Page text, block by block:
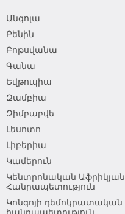
Անգոլա
Բենին
Բոթսվանա
Գանա
Եվթոպիա
Զամբիա
Զիմբաբվե
Լեսոտո
Լիբերիա
Կամերուն
Կենտրոնական Աֆրիկյան
Հանրապետություն
Կոնգոյի դեմոկրատական